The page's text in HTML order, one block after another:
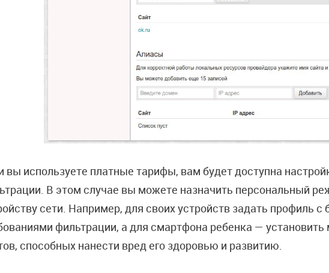
вы используете платные тарифы, вам будет доступна
В этом случае вы можете назначить персональный
сети. Например, для своих устройств задать профиль
фильтрации, а для смартфона ребенка —
способных нанести вред его здоровью и развитию.